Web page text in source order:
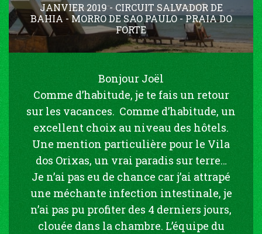
JANVIER 2019 - CIRCUIT SALVADOR DE
BAHIA - MORRO DE SAO PAULO - PRAIA DO
FORTE
Bonjour Joël
Comme d’habitude, je te fais un retour
sur les vacances. Comme d’habitude, un
excellent choix au niveau des hôtels.
Une mention particulière pour le Vila
dos Orixas, un vrai paradis sur terre…
Je n’ai pas eu de chance car j’ai attrapé
une méchante infection intestinale, je
n’ai pas pu profiter des 4 derniers jours,
clouée dans la chambre. L’équipe du